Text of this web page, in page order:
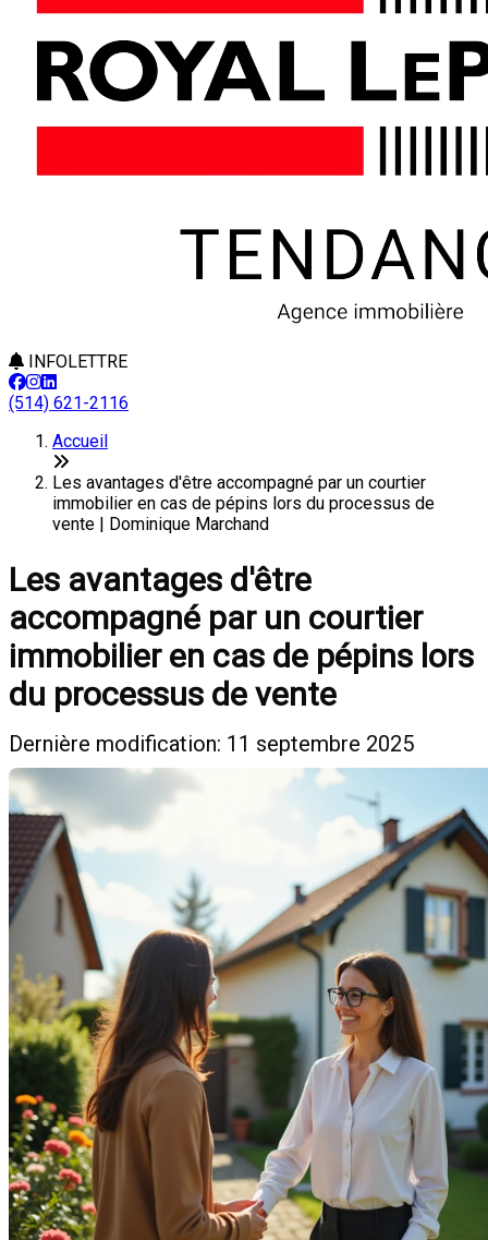
INFOLETTRE
(514) 621-2116
Accueil
Les avantages d'être accompagné par un courtier
immobilier en cas de pépins lors du processus de
vente | Dominique Marchand
Les avantages d'être
accompagné par un courtier
immobilier en cas de pépins lors
du processus de vente
Dernière modification: 11 septembre 2025